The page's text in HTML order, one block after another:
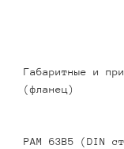
Габаритные и
(фланец)
PAM 63B5 (DIN